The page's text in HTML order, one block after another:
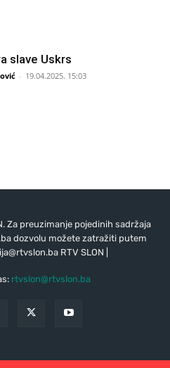
slave Uskrs
- 19.04.2025. 15:03
Za preuzimanje pojedinih sadržaja
dozvolu možete zatražiti putem
RTV SLON |
rtvslon@rtvslon.ba